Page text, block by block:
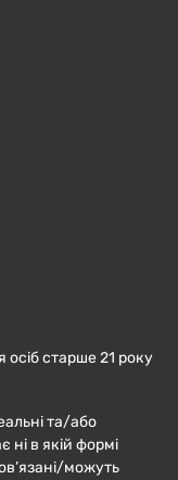
осіб старше 21 року
та/або
ні в якій формі
можуть